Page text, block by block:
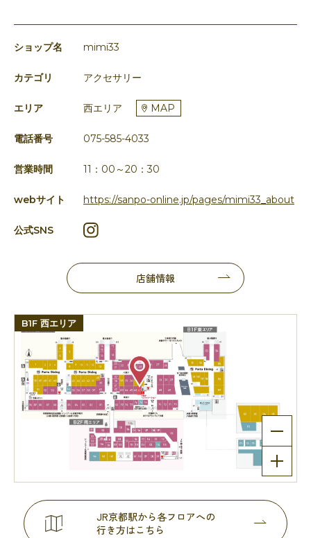
ショップ名 mimi33
カテゴリ アクセサリー
エリア 西エリア MAP
電話番号 075-585-4033
営業時間 11：00～20：30
webサイト https://sanpo-online.jp/pages/mimi33_about
公式SNS
店舗情報
B1F 西エリア
JR京都駅から各フロアへの
行き方はこちら